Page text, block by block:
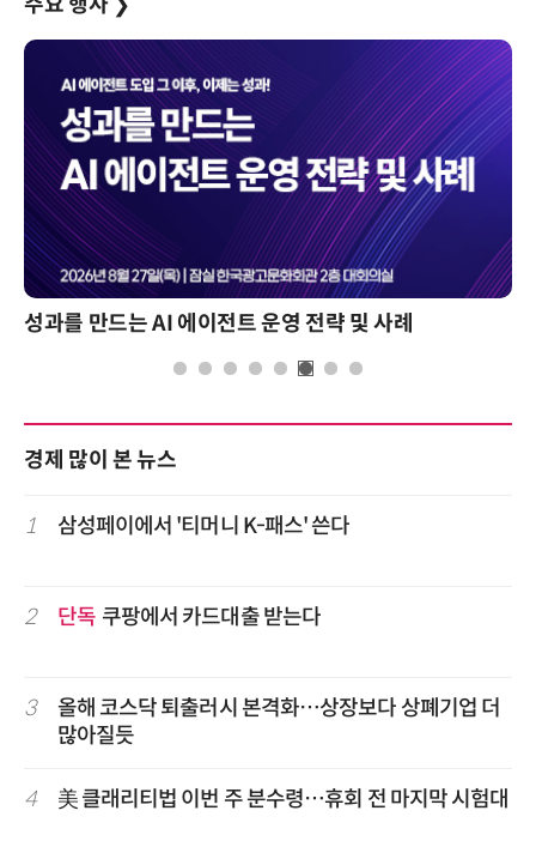
성과를 만드는 AI 에이전트 운영 전략 및 사례
경제 많이 본 뉴스
1 삼성페이에서 '티머니 K-패스' 쓴다
2 단독 쿠팡에서 카드대출 받는다
3
올해 코스닥 퇴출러시 본격화…상장보다 상폐기업 더
많아질듯
4 美 클래리티법 이번 주 분수령…휴회 전 마지막 시험대